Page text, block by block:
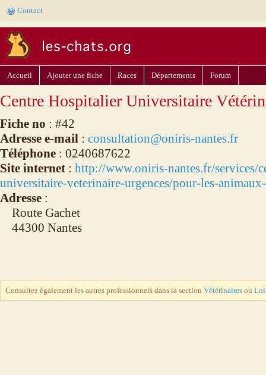
Contact
Accueil Ajouter une fiche Races Départements Forum
Centre Hospitalier Universitaire
Fiche no : #42
Adresse e-mail : consultation@oniris-nantes.fr
Téléphone : 0240687622
Site internet : http://www.oniris-nantes.fr/services/
universitaire-veterinaire-urgences/pour-les-
Adresse :
Route Gachet
44300 Nantes
Consultez également les autres professionnels dans la section Vétérinaires ou